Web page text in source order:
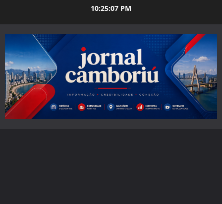
10:25:08 PM